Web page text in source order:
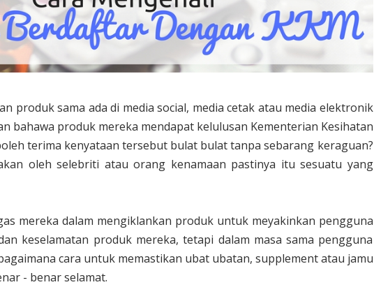
produk sama ada di media social, media cetak atau media elektronik
bahawa produk mereka mendapat kelulusan Kementerian Kesihatan
terima kenyataan tersebut bulat bulat tanpa sebarang keraguan?
oleh selebriti atau orang kenamaan pastinya itu sesuatu yang
mereka dalam mengiklankan produk untuk meyakinkan pengguna
keselamatan produk mereka, tetapi dalam masa sama pengguna
cara untuk memastikan ubat ubatan, supplement atau jamu
- benar selamat.